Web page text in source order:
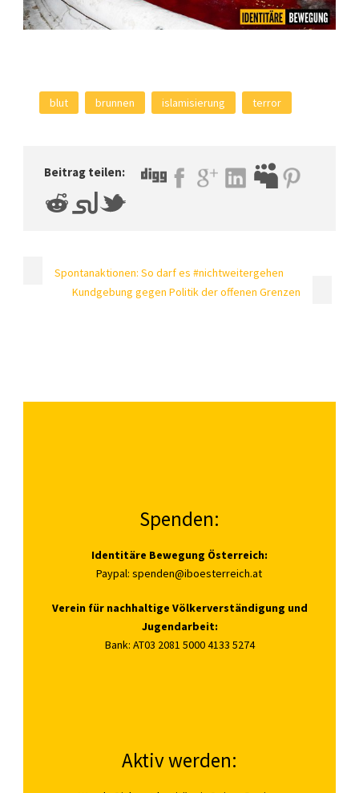
blut brunnen islamisierung terror
Beitrag teilen:
Spontanaktionen: So darf es #nichtweitergehen
Kundgebung gegen Politik der offenen Grenzen
Spenden:
Identitäre Bewegung Österreich:
Paypal: spenden@iboesterreich.at
Verein für nachhaltige Völkerverständigung und
Jugendarbeit:
Bank: AT03 2081 5000 4133 5274
Aktiv werden: